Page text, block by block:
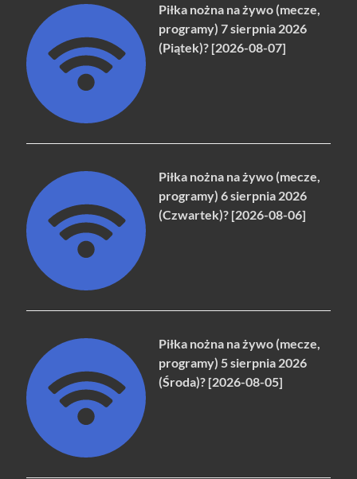
Piłka nożna na żywo (mecze,
programy) 7 sierpnia 2026
(Piątek)? [2026-08-07]
Piłka nożna na żywo (mecze,
programy) 6 sierpnia 2026
(Czwartek)? [2026-08-06]
Piłka nożna na żywo (mecze,
programy) 5 sierpnia 2026
(Środa)? [2026-08-05]